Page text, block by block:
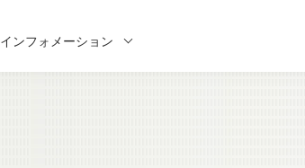
インフォメーション